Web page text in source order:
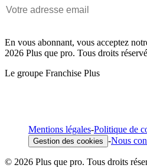
En vous abonnant, vous acceptez
2026 Plus que pro. Tous droits
Le groupe Franchise Plus
Mentions légales-Politique de
Gestion des cookies -Nous
© 2026 Plus que pro. Tous droits